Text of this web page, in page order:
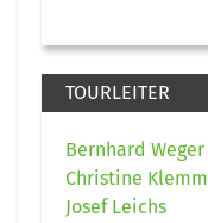
TOURLEITER
Bernhard Weger
Christine Klemm
Josef Leichs